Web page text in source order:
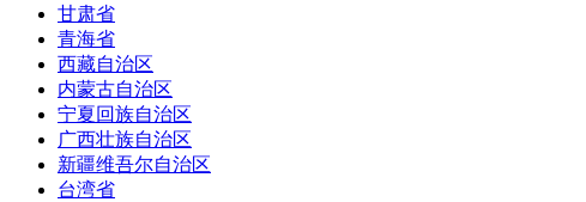
甘肃省
青海省
西藏自治区
内蒙古自治区
宁夏回族自治区
广西壮族自治区
新疆维吾尔自治区
台湾省